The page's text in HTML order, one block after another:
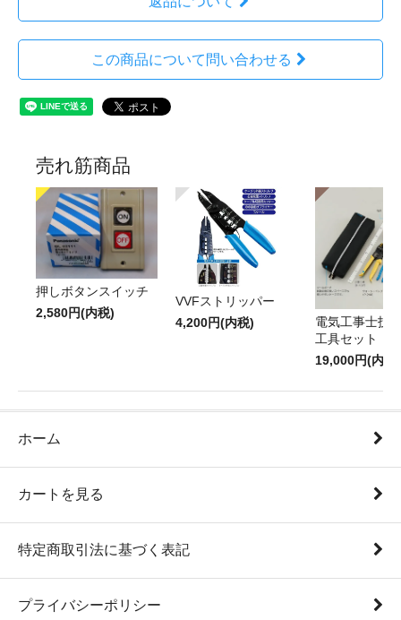
この商品について問い合わせる
売れ筋商品
押しボタンスイッチ
2,580円(内税)
VVFストリッパー
4,200円(内税)
電気工事士技
工具セット
19,000円(内税)
ホーム
カートを見る
特定商取引法に基づく表記
プライバシーポリシー